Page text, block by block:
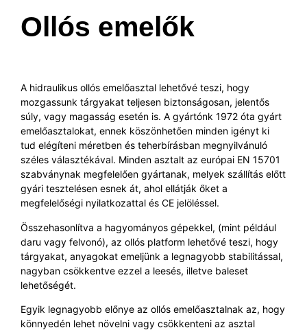
Ollós emelők
A hidraulikus ollós emelőasztal lehetővé teszi, hogy
mozgassunk tárgyakat teljesen biztonságosan, jelentős
súly, vagy magasság esetén is. A gyártónk 1972 óta gyárt
emelőasztalokat, ennek köszönhetően minden igényt ki
tud elégíteni méretben és teherbírásban megnyilvánuló
széles választékával. Minden asztalt az európai EN 15701
szabványnak megfelelően gyártanak, melyek szállítás előtt
gyári tesztelésen esnek át, ahol ellátják őket a
megfelelőségi nyilatkozattal és CE jelöléssel.
Összehasonlítva a hagyományos gépekkel, (mint például
daru vagy felvonó), az ollós platform lehetővé teszi, hogy
tárgyakat, anyagokat emeljünk a legnagyobb stabilitással,
nagyban csökkentve ezzel a leesés, illetve baleset
lehetőségét.
Egyik legnagyobb előnye az ollós emelőasztalnak az, hogy
könnyedén lehet növelni vagy csökkenteni az asztal